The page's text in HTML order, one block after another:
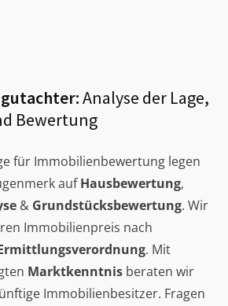
Analyse der Lage,
Bewertung
für Immobilienbewertung legen
aufHausbewertung,
& Grundstücksbewertung. Wir
Immobilienpreis nach
. Mit
Marktkenntnis beraten wir
Immobilienbesitzer. Fragen